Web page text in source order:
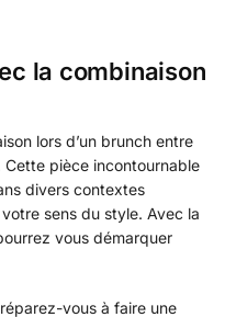
la combinaison
lors d’un brunch entre
Cette pièce incontournable
divers contextes
sens du style. Avec la
vous démarquer
vous à faire une